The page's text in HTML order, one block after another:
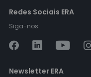
Redes Sociais ERA
Siga-nos:
Newsletter ERA